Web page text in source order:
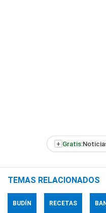
+ Gratis:
TEMAS RELACIONADOS
BUDÍN RECETAS